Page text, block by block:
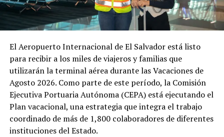
El Aeropuerto Internacional de El Salvador está listo
para recibir a los miles de viajeros y familias que
utilizarán la terminal aérea durante las Vacaciones de
Agosto 2026. Como parte de este período, la Comisión
Ejecutiva Portuaria Autónoma (CEPA) está ejecutando el
Plan vacacional, una estrategia que integra el trabajo
coordinado de más de 1,800 colaboradores de diferentes
instituciones del Estado.